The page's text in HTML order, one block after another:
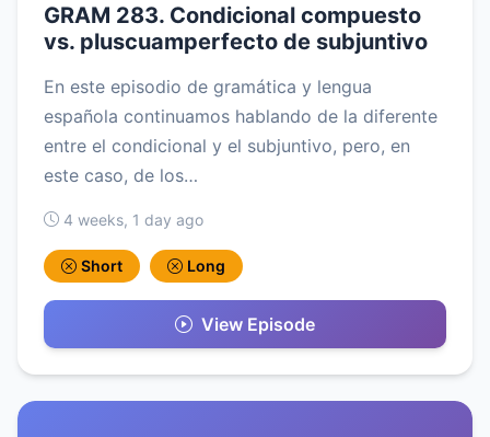
GRAM 283. Condicional compuesto
vs. pluscuamperfecto de subjuntivo
En este episodio de gramática y lengua
española continuamos hablando de la diferente
entre el condicional y el subjuntivo, pero, en
este caso, de los…
4 weeks, 1 day ago
Short Long
View Episode